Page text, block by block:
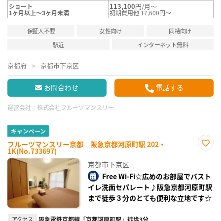
ショート
1ヶ月以上～3ヶ月未満
113,100円/月～
初期費用他 17,600円～
保証人不要 女性向け
同棲向け
駅近
インターネット無料
京都府 京都市下京区
お問合わせ 電話する
運営会社： 株式会社フルーツマンスリー
キャンペーン
フルーツマンスリー京都 阪急京都河原町駅 202・
1K(No.733697)
録
京都市下京区
Free Wi-Fi☆広めのお部屋でバスト
イレ洗面セパレート♪阪急京都河原町駅
まで徒歩３分のとても便利な立地です☆
アクセス